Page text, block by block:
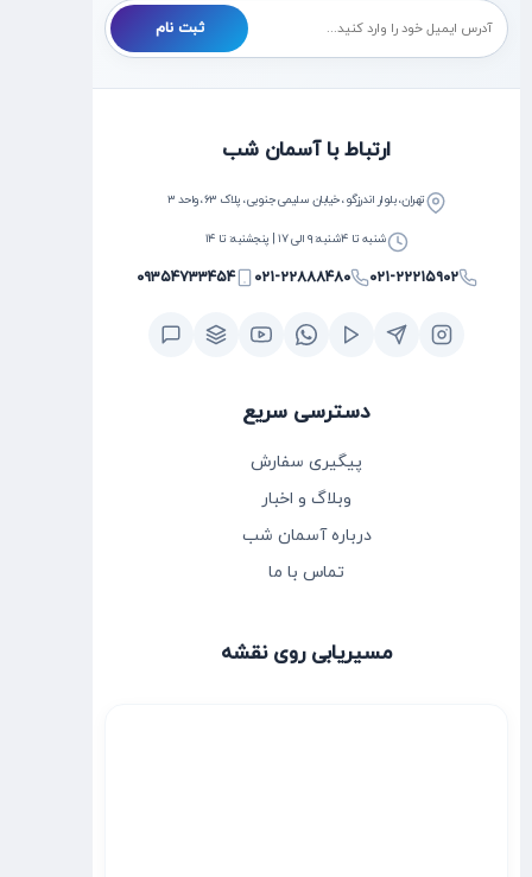
ثبت نام
ارتباط با آسمان شب
تهران، بلوار اندرزگو، خیابان سلیمی جنوبی، پلاک ۶۳، واحد ۳
شنبه تا ۴شنبه: ۹ الی ۱۷ | پنجشنبه: تا ۱۴
۰۲۱-۲۲۲۱۵۹۰۲ ۰۲۱-۲۲۸۸۸۴۸۰ ۰۹۳۵۴۷۳۳۴۵۴
دسترسی سریع
پیگیری سفارش
وبلاگ و اخبار
درباره آسمان شب
تماس با ما
مسیریابی روی نقشه